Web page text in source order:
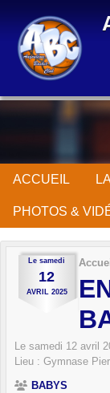
ACCUEIL
PHOTOS &
Le samedi
12
AVRIL 2025
Le samedi 12 avril
Lieu : Gymnase
BABYS